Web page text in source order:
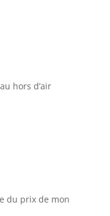
hors d’air
du prix de mon